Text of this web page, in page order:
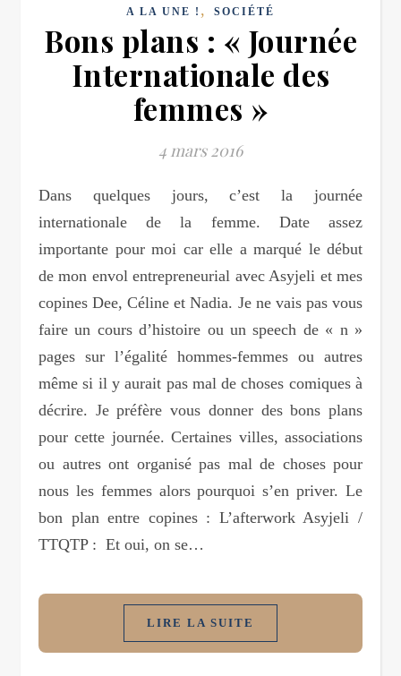
A LA UNE ! , SOCIÉTÉ
Bons plans : « Journée
Internationale des
femmes »
4 mars 2016
Dans quelques jours, c’est la journée
internationale de la femme. Date assez
importante pour moi car elle a marqué le début
de mon envol entrepreneurial avec Asyjeli et mes
copines Dee, Céline et Nadia. Je ne vais pas vous
faire un cours d’histoire ou un speech de « n »
pages sur l’égalité hommes-femmes ou autres
même si il y aurait pas mal de choses comiques à
décrire. Je préfère vous donner des bons plans
pour cette journée. Certaines villes, associations
ou autres ont organisé pas mal de choses pour
nous les femmes alors pourquoi s’en priver. Le
bon plan entre copines : L’afterwork Asyjeli /
TTQTP : Et oui, on se…
LIRE LA SUITE